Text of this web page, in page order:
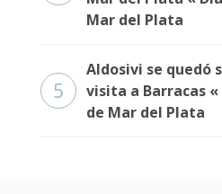
Mar del Plata
5
Aldosivi se quedó
visita a Barracas
de Mar del Plata